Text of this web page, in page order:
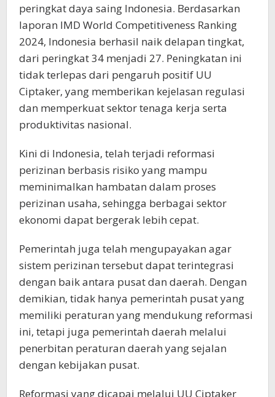
peringkat daya saing Indonesia. Berdasarkan
laporan IMD World Competitiveness Ranking
2024, Indonesia berhasil naik delapan tingkat,
dari peringkat 34 menjadi 27. Peningkatan ini
tidak terlepas dari pengaruh positif UU
Ciptaker, yang memberikan kejelasan regulasi
dan memperkuat sektor tenaga kerja serta
produktivitas nasional.
Kini di Indonesia, telah terjadi reformasi
perizinan berbasis risiko yang mampu
meminimalkan hambatan dalam proses
perizinan usaha, sehingga berbagai sektor
ekonomi dapat bergerak lebih cepat.
Pemerintah juga telah mengupayakan agar
sistem perizinan tersebut dapat terintegrasi
dengan baik antara pusat dan daerah. Dengan
demikian, tidak hanya pemerintah pusat yang
memiliki peraturan yang mendukung reformasi
ini, tetapi juga pemerintah daerah melalui
penerbitan peraturan daerah yang sejalan
dengan kebijakan pusat.
Reformasi yang dicapai melalui UU Ciptaker